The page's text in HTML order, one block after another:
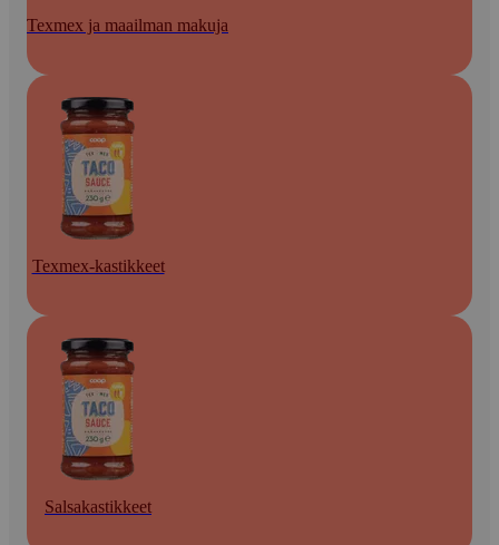
Texmex ja maailman makuja
Texmex-kastikkeet
Salsakastikkeet